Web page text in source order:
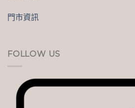
門市資訊
FOLLOW US